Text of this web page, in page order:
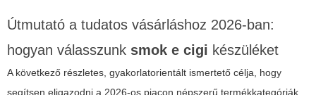
Útmutató a tudatos vásárláshoz 2026-ban:
hogyan válasszunk smok e cigi készüléket
A következő részletes, gyakorlatorientált ismertető célja, hogy
segítsen eligazodni a 2026-os piacon népszerű termékkategóriák,